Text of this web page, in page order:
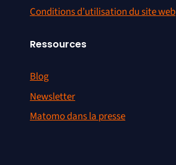
Conditions d’utilisation du site web
Ressources
Blog
Newsletter
Matomo dans la presse